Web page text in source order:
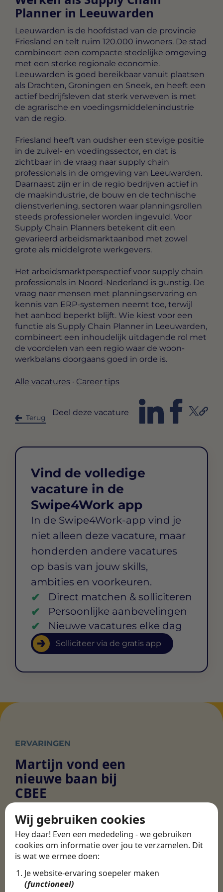
Wij gebruiken cookies
Hey daar! Even een mededeling - we gebruiken
cookies om informatie over jou te verzamelen. Dit
is wat we ermee doen:
Je website-ervaring soepeler maken
(functioneel)
Planner in Leeuwarden
Leeuwarden is de hoofdstad van de provincie
Friesland en telt ruim 120.000 inwoners. De stad
combineert een compacte stedelijke omgeving
met een sterke regionale economie.
Leeuwarden is goed bereikbaar vanuit plaatsen
als Drachten, Groningen en Sneek, en heeft een
actief bedrijfsleven dat sterk verweven is met
de agrarische en voedingsmiddelenindustrie
van de regio.
Friesland heeft van oudsher een stevige positie
in de zuivel- en voedingssector, en dat is
zichtbaar in de vraag naar supply chain
professionals in de omgeving van Leeuwarden.
Daarnaast zijn er in de regio bedrijven actief in
de maakindustrie, de bouw en de technische
dienstverlening, sectoren waar planningsrollen
steeds professioneler worden ingevuld. Voor
Supply Chain Planners betekent dit een
gevarieerd arbeidsmarktaanbod met zowel
grote als middelgrote werkgevers.
Het arbeidsmarktperspectief voor supply chain
professionals in Noord-Nederland is gunstig. De
vraag naar mensen met planningservaring en
kennis van ERP-systemen neemt toe, terwijl
het aanbod beperkt blijft. Wie kiest voor een
functie als Supply Chain Planner in Leeuwarden,
combineert een inhoudelijk uitdagende rol met
de voordelen van een regio waar de woon-
werkbalans doorgaans goed in orde is.
Alle vacatures · Career tips
Terug
Deel deze vacature
Vind de volledige
vacature in de
Swipe4Work app
In de Swipe4Work-app vind je
niet alleen deze vacature, maar
honderden andere vacatures
op basis van jouw skills,
ambities en voorkeuren.
Direct matchen & solliciteren
Persoonlijke aanbevelingen
Nieuwe vacatures elke dag
Solliciteer via de gratis app
ERVARINGEN
Martijn vond een
nieuwe baan bij
CBEE
Door Swipe4Work heb ik op een hele
makkelijke, laagdrempelige manier eigenlijk
een hele leuke nieuwe baan gevonden. Met heel
Martijn